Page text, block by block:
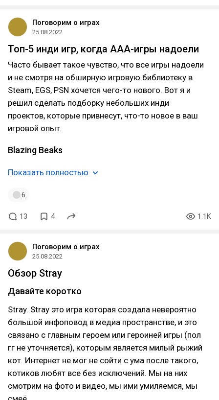
Поговорим о играх
25.08.2022
Топ-5 инди игр, когда ААА-игры надоели
Часто бывает такое чувство, что все игры надоели
и не смотря на обширную игровую библиотеку в
Steam, EGS, PSN хочется чего-то нового. Вот я и
решил сделать подборку небольших инди
проектов, которые привнесут, что-то новое в ваш
игровой опыт.
Blazing Beaks
Показать полностью
6
13 4 1.1K
Поговорим о играх
25.08.2022
Обзор Stray
Давайте коротко
Stray. Stray это игра которая создала невероятно
большой инфоповод в медиа пространстве, и это
связано с главным героем или героиней игры (пол
гг не уточняется), которым является милый рыжий
кот. Интернет не мог не сойти с ума после такого,
котиков любят все без исключений. Mы на них
смотрим на фото и видео, мы ими умиляемся, мы